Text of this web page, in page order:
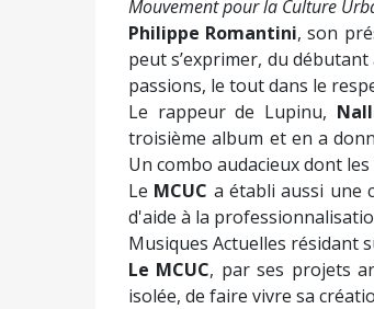
Mouvement pour la Culture
Philippe Romantini, son
peut s’exprimer, du
passions, le tout dans le
Le rappeur de Lupinu,
troisième album et en a
Un combo audacieux dont
Le MCUC a établi aussi une
d'aide à la
Musiques Actuelles résidant
Le MCUC, par ses projets
isolée, de faire vivre sa